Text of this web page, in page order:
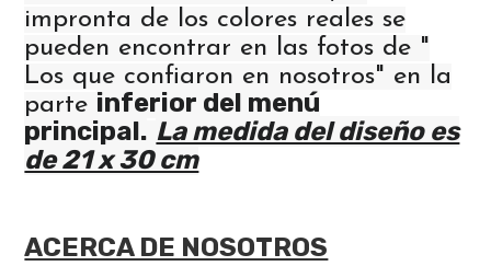
impronta de los colores reales se
pueden encontrar en las fotos de "
Los que confiaron en nosotros" en la
parte inferior del menú
principal. La medida del diseño es
de 21 x 30 cm
ACERCA DE NOSOTROS